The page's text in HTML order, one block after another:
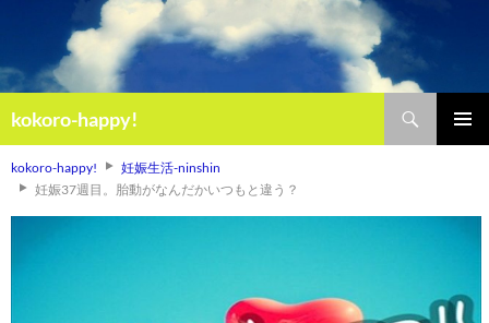
kokoro-happy!
索
ン
テ
kokoro-happy!
妊娠生活-ninshin
妊娠37週目。胎動がなんだかいつもと違う？